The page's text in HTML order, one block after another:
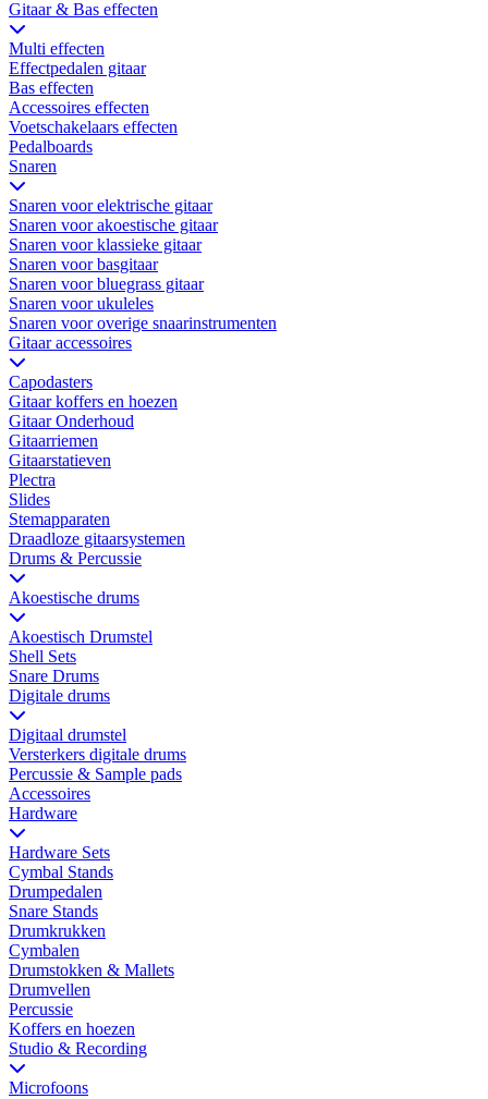
Gitaar & Bas effecten
Multi effecten
Effectpedalen gitaar
Bas effecten
Accessoires effecten
Voetschakelaars effecten
Pedalboards
Snaren
Snaren voor elektrische gitaar
Snaren voor akoestische gitaar
Snaren voor klassieke gitaar
Snaren voor basgitaar
Snaren voor bluegrass gitaar
Snaren voor ukuleles
Snaren voor overige snaarinstrumenten
Gitaar accessoires
Capodasters
Gitaar koffers en hoezen
Gitaar Onderhoud
Gitaarriemen
Gitaarstatieven
Plectra
Slides
Stemapparaten
Draadloze gitaarsystemen
Drums & Percussie
Akoestische drums
Akoestisch Drumstel
Shell Sets
Snare Drums
Digitale drums
Digitaal drumstel
Versterkers digitale drums
Percussie & Sample pads
Accessoires
Hardware
Hardware Sets
Cymbal Stands
Drumpedalen
Snare Stands
Drumkrukken
Cymbalen
Drumstokken & Mallets
Drumvellen
Percussie
Koffers en hoezen
Studio & Recording
Microfoons